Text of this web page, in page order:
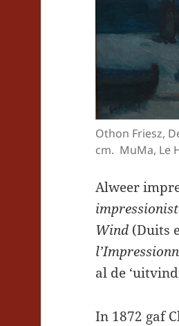
Othon Friesz,
cm. MuMa, Le
Alweer
Wind (Duits
al de
In 1872 gaf